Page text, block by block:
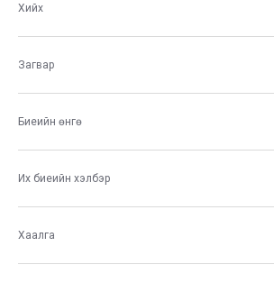
Хийх
Загвар
Биеийн өнгө
Их биеийн хэлбэр
Хаалга